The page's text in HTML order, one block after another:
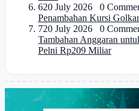
620 July 2026 0
Penambahan Kursi
720 July 2026 0
Tambahan Anggaran
Pelni Rp209 Miliar